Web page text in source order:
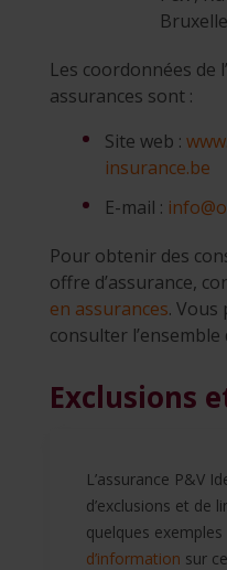
Les coordonnées de
assurances sont :
Site web :
insurance.be
E-mail :
Pour obtenir des
offre d’assurance,
en assurances. Vous
consulter l’ensemble
Exclusions
L’assurance P&V
d’exclusions et de
quelques exemples
d’information sur